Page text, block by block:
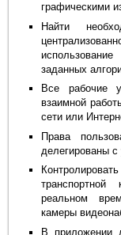
графическими
Найти
заданных
Все рабочие
взаимной
сети или
Права
делегированы
реальном
камеры
В приложении